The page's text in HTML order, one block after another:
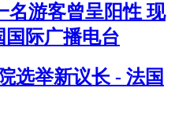
名游客曾呈阳性 现
国际广播电台
选举新议长 - 法国